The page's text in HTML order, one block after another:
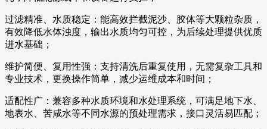
过滤精准、水质稳定：能高效拦截泥沙、胶体等大颗粒杂质，
有效降低水体浊度，输出水质均匀可控，为后续处理提供优质
进水基础；
维护简便、复用性强：支持清洗后重复使用，无需复杂工具和
专业技术，更换操作简单，减少运维成本和时间；
适配性广：兼容多种水质环境和水处理系统，可满足地下水、
地表水、苦咸水等不同水源的预处理需求，接口灵活易匹配；